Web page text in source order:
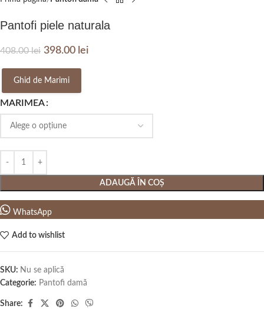
Pantofi piele naturala
408.00lei 398.00 lei
Ghid de Marimi
MARIMEA
ADAUGĂ ÎN COȘ
WhatsApp
Add to wishlist
SKU: Nu se aplică
Categorie: Pantofi damă
Share: